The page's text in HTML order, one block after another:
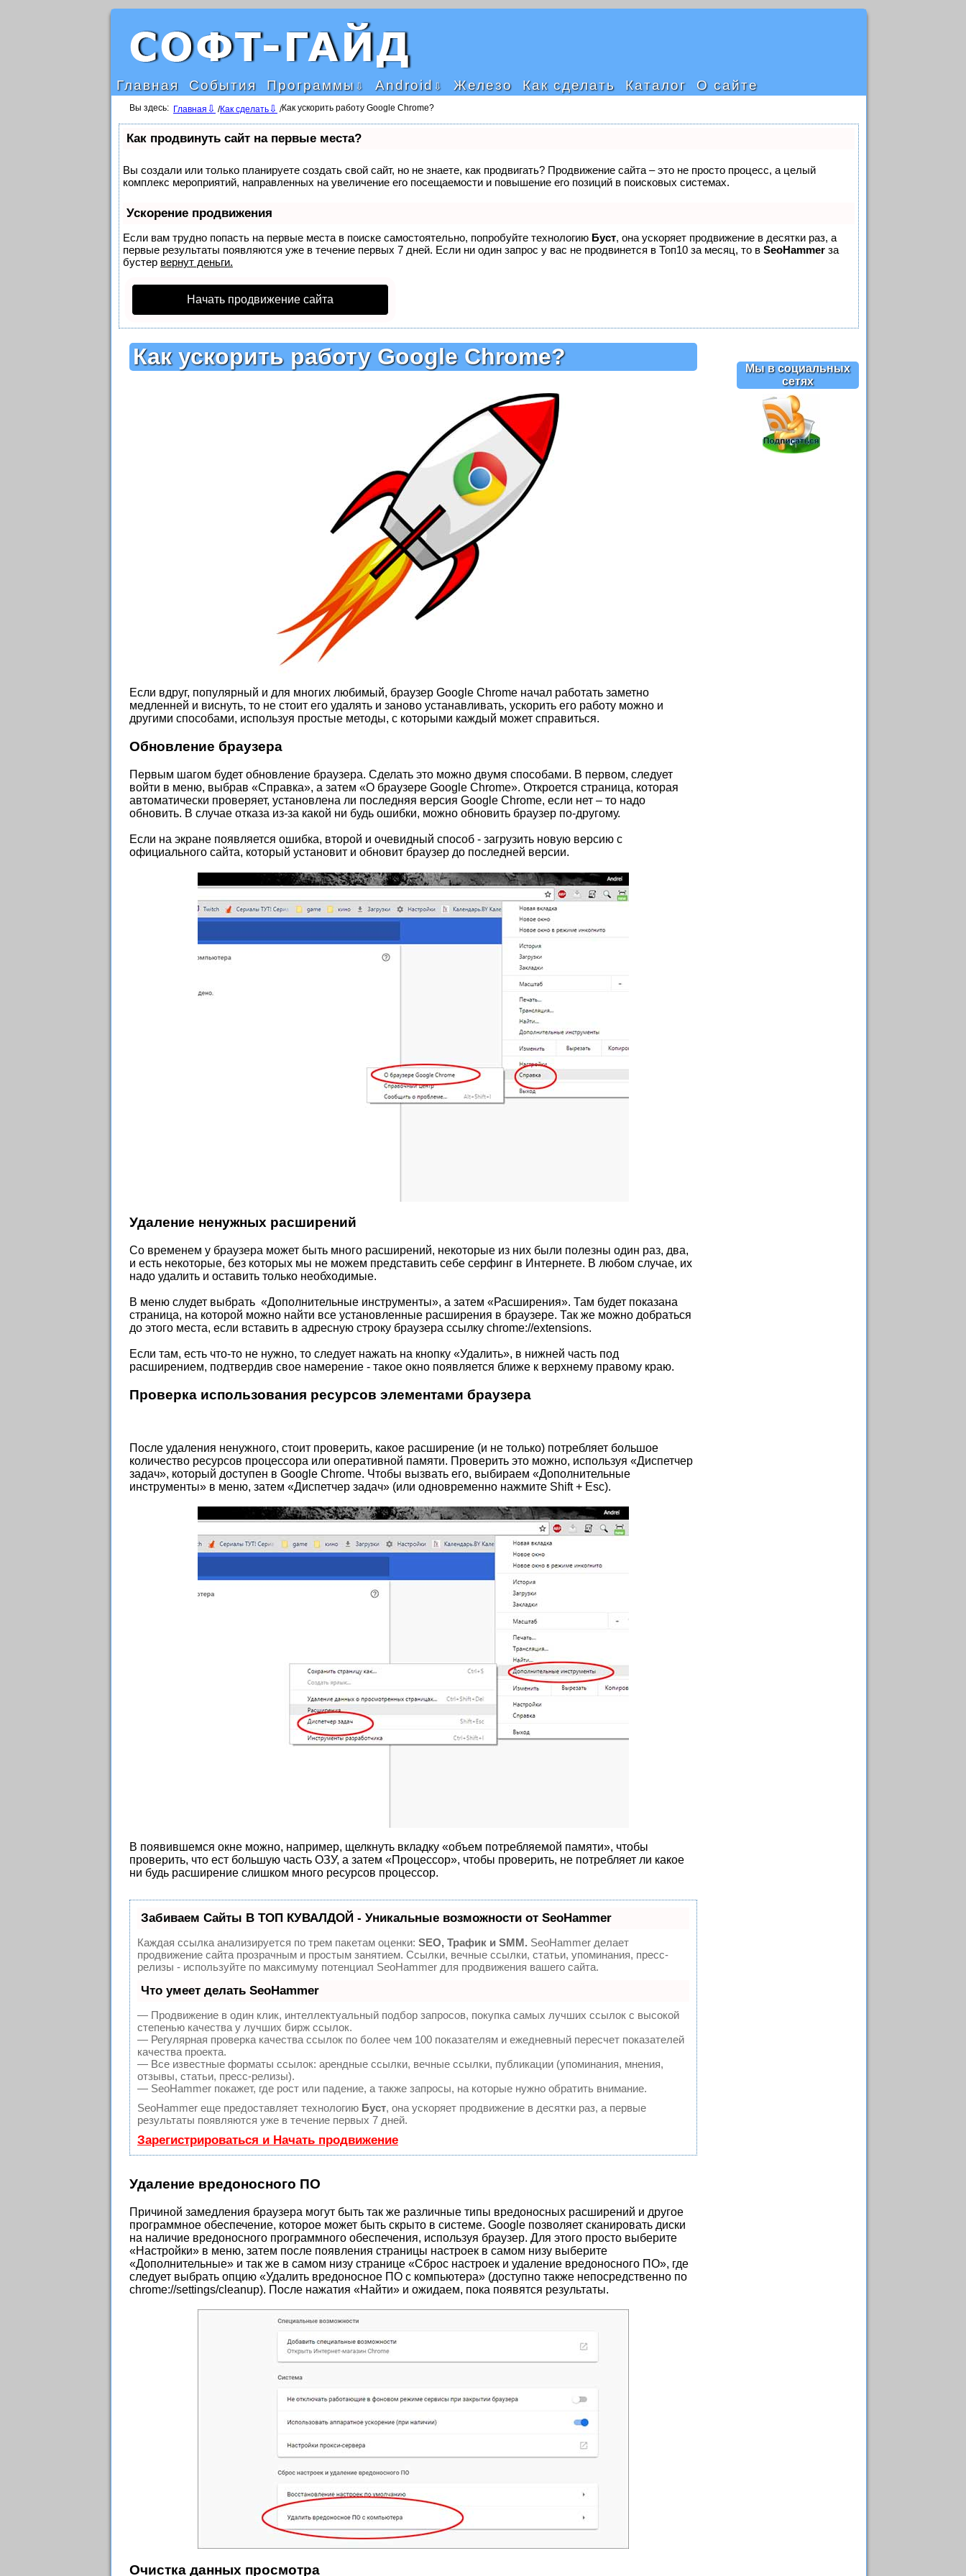
Главная События Программы Android Железо Как сделать Каталог О сайте
Вы здесь: Главная /Как сделать /Как ускорить работу Google Chrome?
Как продвинуть сайт на первые места?
Вы создали или только планируете создать свой сайт, но не знаете, как продвигать? Продвижение сайта – это не просто процесс, а целый
комплекс мероприятий, направленных на увеличение его посещаемости и повышение его позиций в поисковых системах.
Ускорение продвижения
Если вам трудно попасть на первые места в поиске самостоятельно, попробуйте технологию Буст, она ускоряет продвижение в десятки раз, а
первые результаты появляются уже в течение первых 7 дней. Если ни один запрос у вас не продвинется в Топ10 за месяц, то в SeoHammer за
бустер вернут деньги.
Начать продвижение сайта
Как ускорить работу Google Chrome?
Если вдруг, популярный и для многих любимый, браузер Google Chrome начал работать заметно
медленней и виснуть, то не стоит его удалять и заново устанавливать, ускорить его работу можно и
другими способами, используя простые методы, с которыми каждый может справиться.
Обновление браузера
Первым шагом будет обновление браузера. Сделать это можно двумя способами. В первом, следует
войти в меню, выбрав «Справка», а затем «О браузере Google Chrome». Откроется страница, которая
автоматически проверяет, установлена ли последняя версия Google Chrome, если нет – то надо
обновить. В случае отказа из-за какой ни будь ошибки, можно обновить браузер по-другому.
Если на экране появляется ошибка, второй и очевидный способ - загрузить новую версию с
официального сайта, который установит и обновит браузер до последней версии.
Удаление ненужных расширений
Со временем у браузера может быть много расширений, некоторые из них были полезны один раз, два,
и есть некоторые, без которых мы не можем представить себе серфинг в Интернете. В любом случае, их
надо удалить и оставить только необходимые.
В меню слудет выбрать «Дополнительные инструменты», а затем «Расширения». Там будет показана
страница, на которой можно найти все установленные расширения в браузере. Так же можно добраться
до этого места, если вставить в адресную строку браузера ссылку chrome://extensions.
Если там, есть что-то не нужно, то следует нажать на кнопку «Удалить», в нижней часть под
расширением, подтвердив свое намерение - такое окно появляется ближе к верхнему правому краю.
Проверка использования ресурсов элементами браузера
После удаления ненужного, стоит проверить, какое расширение (и не только) потребляет большое
количество ресурсов процессора или оперативной памяти. Проверить это можно, используя «Диспетчер
задач», который доступен в Google Chrome. Чтобы вызвать его, выбираем «Дополнительные
инструменты» в меню, затем «Диспетчер задач» (или одновременно нажмите Shift + Esc).
В появившемся окне можно, например, щелкнуть вкладку «объем потребляемой памяти», чтобы
проверить, что ест большую часть ОЗУ, а затем «Процессор», чтобы проверить, не потребляет ли какое
ни будь расширение слишком много ресурсов процессор.
Забиваем Сайты В ТОП КУВАЛДОЙ - Уникальные возможности от SeoHammer
Каждая ссылка анализируется по трем пакетам оценки: SEO, Трафик и SMM. SeoHammer делает
продвижение сайта прозрачным и простым занятием. Ссылки, вечные ссылки, статьи, упоминания, пресс-
релизы - используйте по максимуму потенциал SeoHammer для продвижения вашего сайта.
Что умеет делать SeoHammer
— Продвижение в один клик, интеллектуальный подбор запросов, покупка самых лучших ссылок с высокой
степенью качества у лучших бирж ссылок.
— Регулярная проверка качества ссылок по более чем 100 показателям и ежедневный пересчет показателей
качества проекта.
— Все известные форматы ссылок: арендные ссылки, вечные ссылки, публикации (упоминания, мнения,
отзывы, статьи, пресс-релизы).
— SeoHammer покажет, где рост или падение, а также запросы, на которые нужно обратить внимание.
SeoHammer еще предоставляет технологию Буст, она ускоряет продвижение в десятки раз, а первые
результаты появляются уже в течение первых 7 дней.
Зарегистрироваться и Начать продвижение
Удаление вредоносного ПО
Причиной замедления браузера могут быть так же различные типы вредоносных расширений и другое
программное обеспечение, которое может быть скрыто в системе. Google позволяет сканировать диски
на наличие вредоносного программного обеспечения, используя браузер. Для этого просто выберите
«Настройки» в меню, затем после появления страницы настроек в самом низу выберите
«Дополнительные» и так же в самом низу странице «Сброс настроек и удаление вредоносного ПО», где
следует выбрать опцию «Удалить вредоносное ПО с компьютера» (доступно также непосредственно по
chrome://settings/cleanup). После нажатия «Найти» и ожидаем, пока появятся результаты.
Очистка данных просмотра
Мы в социальных
сетях